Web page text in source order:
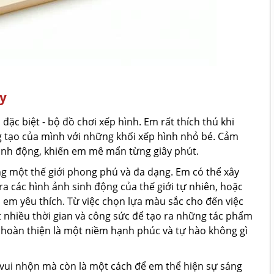
biệt - bộ đồ chơi xếp hình. Em rất thích thú khi
của mình với những khối xếp hình nhỏ bé. Cảm
động, khiến em mê mẩn từng giây phút.
thế giới phong phú và đa dạng. Em có thể xây
các hình ảnh sinh động của thế giới tự nhiên, hoặc
yêu thích. Từ việc chọn lựa màu sắc cho đến việc
thời gian và công sức để tạo ra những tác phẩm
thiện là một niềm hạnh phúc và tự hào không gì
nhộn mà còn là một cách để em thể hiện sự sáng